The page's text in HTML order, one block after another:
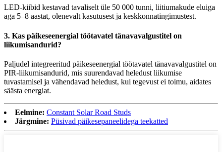
LED-kiibid kestavad tavaliselt üle 50 000 tunni, liitiumakude eluiga
aga 5–8 aastat, olenevalt kasutusest ja keskkonnatingimustest.
3. Kas päikeseenergial töötavatel tänavavalgustitel on
liikumisandurid?
Paljudel integreeritud päikeseenergial töötavatel tänavavalgustitel on
PIR-liikumisandurid, mis suurendavad heledust liikumise
tuvastamisel ja vähendavad heledust, kui tegevust ei toimu, aidates
säästa energiat.
Eelmine: Constant Solar Road Studs
Järgmine: Püsivad päikesepaneelidega teekatted